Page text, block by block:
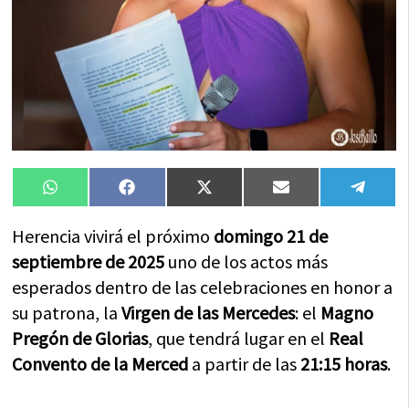
Compartir
en
WhatsAppCompartir
en
FacebookCompartir
en
X
(Twitter)
Compartir
en
Email
en
Herencia vivirá el próximo domingo 21 de
septiembre de 2025 uno de los actos más
esperados dentro de las celebraciones en honor a
su patrona, laVirgen de las Mercedes: el Magno
Pregón de Glorias, que tendrá lugar en el Real
Convento de la Merced a partir de las 21:15 horas.